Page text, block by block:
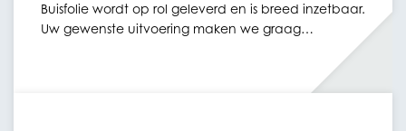
Buisfolie wordt op rol geleverd en is breed inzetbaar.
Uw gewenste uitvoering maken we graag…